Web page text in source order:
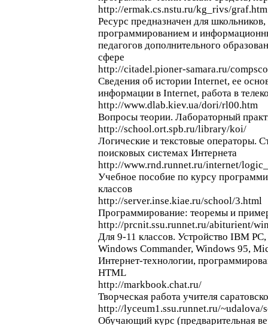
http://ermak.cs.nstu.ru/kg_rivs/graf.htm
Ресурс предназначен для
программированием и
педагогов дополнительного
сфере
http://citadel.pioner-samara.ru/
Сведения об истории Internet, ее
информации в Internet, работа в
http://www.dlab.kiev.ua/dori/rl00.htm
Вопросы теории. Лабораторный
http://school.ort.spb.ru/library/koi/
Логические и текстовые операторы.
поисковых системах Интернета
http://www.rnd.runnet.ru/internet/
Учебное пособие по курсу
классов
http://server.inse.kiae.ru/school/3.html
Программирование: теоремы и
http://prcnit.ssu.runnet.ru/abiturient/
Для 9-11 классов. Устройство IBM
Windows Commander, Windows 95,
Интернет-технологии,
HTML
http://markbook.chat.ru/
Творческая работа учителя
http://lyceum1.ssu.runnet.ru/~udalova/
Обучающий курс (предварительная